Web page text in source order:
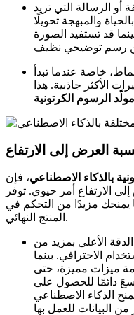
أو الرسالة التي تريد
والمبهجة تحويلًا
قد تستفيد الصورة
خاصة عندما تبدأ
الأكثر جاذبية. هذا
الرسوم الكرتونية
العرض إلى الارتفاع
بالذكاء الاصطناعي، فإن
الارتفاع أمر حيوي. توفر
يمنحك مزيدًا من التحكم في
المنتج النهائي.
الأعلى بمزيد من
الاحترافي. بينما
ميزات مميزة، حتى
دائمًا للحصول على
الذكاء الاصطناعي